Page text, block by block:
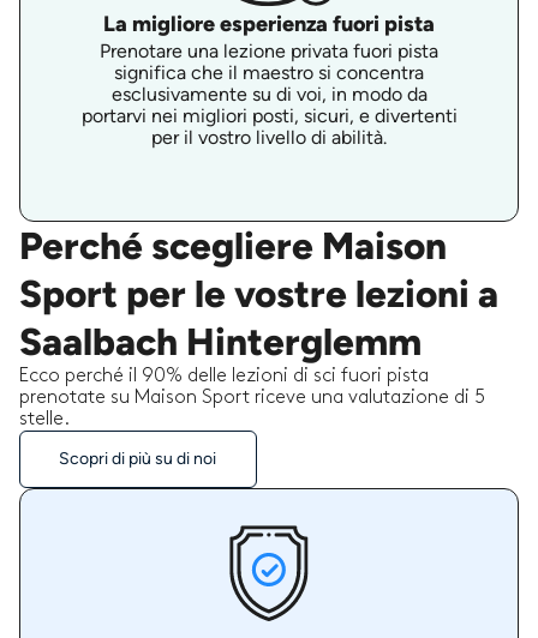
La migliore esperienza fuori pista
Prenotare una lezione privata fuori pista
significa che il maestro si concentra
esclusivamente su di voi, in modo da
portarvi nei migliori posti, sicuri, e divertenti
per il vostro livello di abilità.
Perché scegliere Maison
Sport per le vostre lezioni a
Saalbach Hinterglemm
Ecco perché il 90% delle lezioni di sci fuori pista
prenotate su Maison Sport riceve una valutazione di 5
stelle.
Scopri di più su di noi